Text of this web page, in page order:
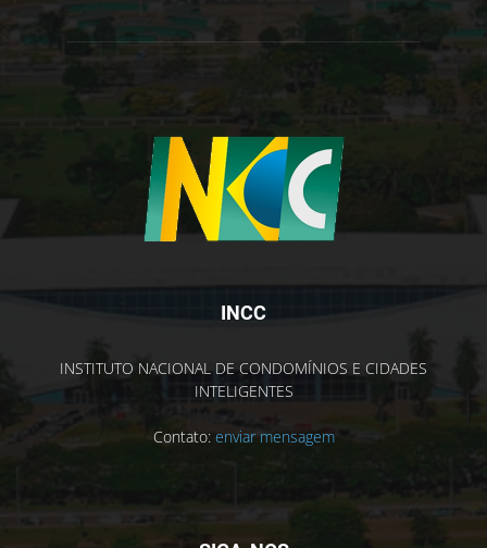
INCC
INSTITUTO NACIONAL DE CONDOMÍNIOS E CIDADES
INTELIGENTES
Contato: enviar mensagem